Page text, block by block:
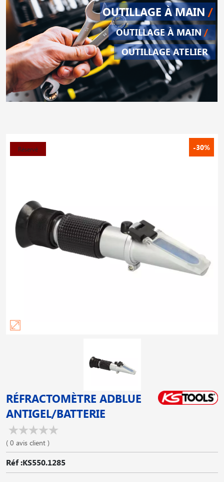
OUTILLAGE À MAIN /
OUTILLAGE À MAIN /
OUTILLAGE ATELIER
-30%
Réservé
RÉFRACTOMÈTRE ADBLUE
ANTIGEL/BATTERIE
( 0 avis client )
Réf :KS550.1285